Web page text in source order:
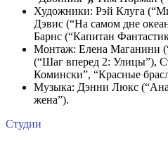
Художники: Рэй Клуга
Дэвис (“На самом дне
Барнс (“Капитан
Монтаж: Елена Маганини
(“Шаг вперед 2: Улицы”),
Комински”, “Красные
Музыка: Дэнни Люкс
жена”).
Студии